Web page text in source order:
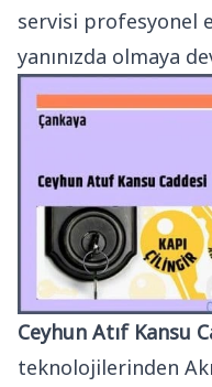
servisi profesyonel
yanınızda olmaya
Ceyhun Atıf Kansu
teknolojilerinden